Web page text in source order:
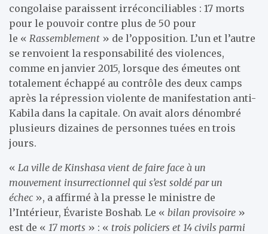
congolaise paraissent irréconciliables : 17 morts
pour le pouvoir contre plus de 50 pour
le « Rassemblement » de l’opposition. L’un et l’autre
se renvoient la responsabilité des violences,
comme en janvier 2015, lorsque des émeutes ont
totalement échappé au contrôle des deux camps
après la répression violente de manifestation anti-
Kabila dans la capitale. On avait alors dénombré
plusieurs dizaines de personnes tuées en trois
jours.
« La ville de Kinshasa vient de faire face à un
mouvement insurrectionnel qui s’est soldé par un
échec », a affirmé à la presse le ministre de
l’Intérieur, Évariste Boshab. Le « bilan provisoire »
est de « 17 morts » : « trois policiers et 14 civils parmi